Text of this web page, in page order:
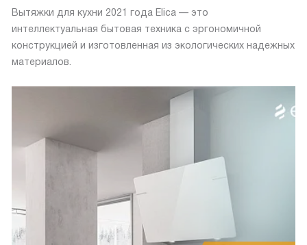
Вытяжки для кухни 2021 года Elica — это
интеллектуальная бытовая техника с эргономичной
конструкцией и изготовленная из экологических надежных
материалов.